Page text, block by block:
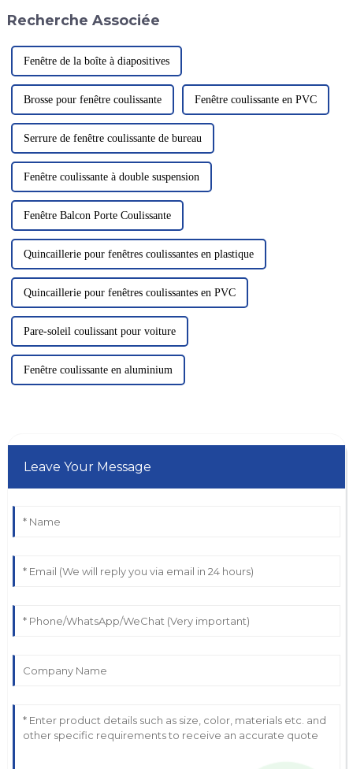
Recherche Associée
Fenêtre de la boîte à diapositives
Brosse pour fenêtre coulissante Fenêtre coulissante en PVC
Serrure de fenêtre coulissante de bureau
Fenêtre coulissante à double suspension
Fenêtre Balcon Porte Coulissante
Quincaillerie pour fenêtres coulissantes en plastique
Quincaillerie pour fenêtres coulissantes en PVC
Pare-soleil coulissant pour voiture
Fenêtre coulissante en aluminium
Leave Your Message